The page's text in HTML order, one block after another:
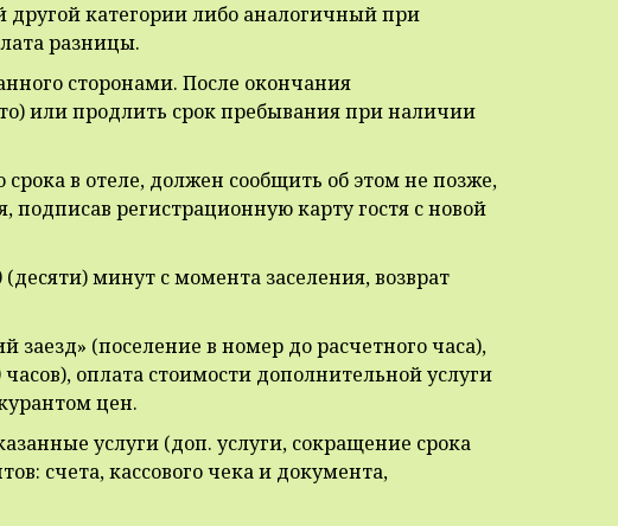
другой категории либо аналогичный при
разницы.
сторонами. После окончания
или продлить срок пребывания при наличии
в отеле, должен сообщить об этом не позже,
регистрационную карту гостя с новой
минут с момента заселения, возврат
заезд» (поселение в номер до расчетного часа),
оплата стоимости дополнительной услуги
цен.
услуги (доп. услуги, сокращение срока
счета, кассового чека и документа,